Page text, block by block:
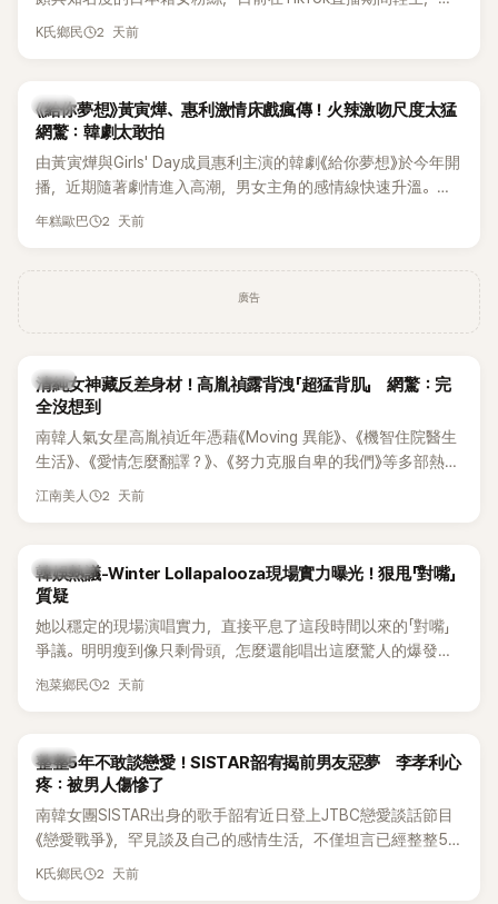
終不幸身亡，消息曝光後震驚韓網，也讓不少粉絲湧入社群平
K氏鄉民 2 天前
韓劇
《給你夢想》黃寅燁、惠利激情床戲瘋傳！火辣激吻尺度太猛
網驚：韓劇太敢拍
由黃寅燁與Girls' Day成員惠利主演的韓劇《給你夢想》於今年開
播，近期隨著劇情進入高潮，男女主角的感情線快速升溫。最
新播出的第8集不僅上演火辣吻戲，更接連出現床戲橋段，讓
年糕歐巴 2 天前
廣告
韓星
清純女神藏反差身材！高胤禎露背洩「超猛背肌」 網驚：完
全沒想到
南韓人氣女星高胤禎近年憑藉《Moving 異能》、《機智住院醫生
生活》、《愛情怎麼翻譯？》、《努力克服自卑的我們》等多部熱門
作品，躍升為韓劇新一代女神代表，不僅演技備受肯定，精緻
細身材下的超狂背肌與肩膀線條，反差感十足，讓不少網友看
傻直呼：「原來她身材這麼猛！」
江南美人 2 天前
熱議討論
韓娛熱議-Winter Lollapalooza現場實力曝光！狠甩「對嘴」
質疑
她以穩定的現場演唱實力，直接平息了這段時間以來的「對嘴」
爭議。明明瘦到像只剩骨頭，怎麼還能唱出這麼驚人的爆發力
和音量？
泡菜鄉民 2 天前
韓星
整整5年不敢談戀愛！SISTAR韶宥揭前男友惡夢 李孝利心
疼：被男人傷慘了
南韓女團SISTAR出身的歌手韶宥近日登上JTBC戀愛談話節目
《戀愛戰爭》，罕見談及自己的感情生活，不僅坦言已經整整5
年沒有談戀愛，更首度透露空窗至今的原因，全與上一段戀情
K氏鄉民 2 天前